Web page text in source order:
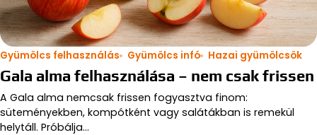
Gyümölcs felhasználás Gyümölcs infó Hazai gyümölcsök
Gala alma felhasználása – nem csak frissen
A Gala alma nemcsak frissen fogyasztva finom:
süteményekben, kompótként vagy salátákban is remekül
helytáll. Próbálja…